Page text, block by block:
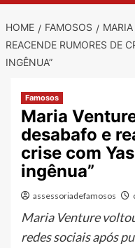
HOME FAMOSOS
REACENDE RUMORES DE
INGÊNUA”
Famosos
Maria
desabafo e
crise com
ingênua”
assessoriadefamosos
Maria Venture
redes sociais após